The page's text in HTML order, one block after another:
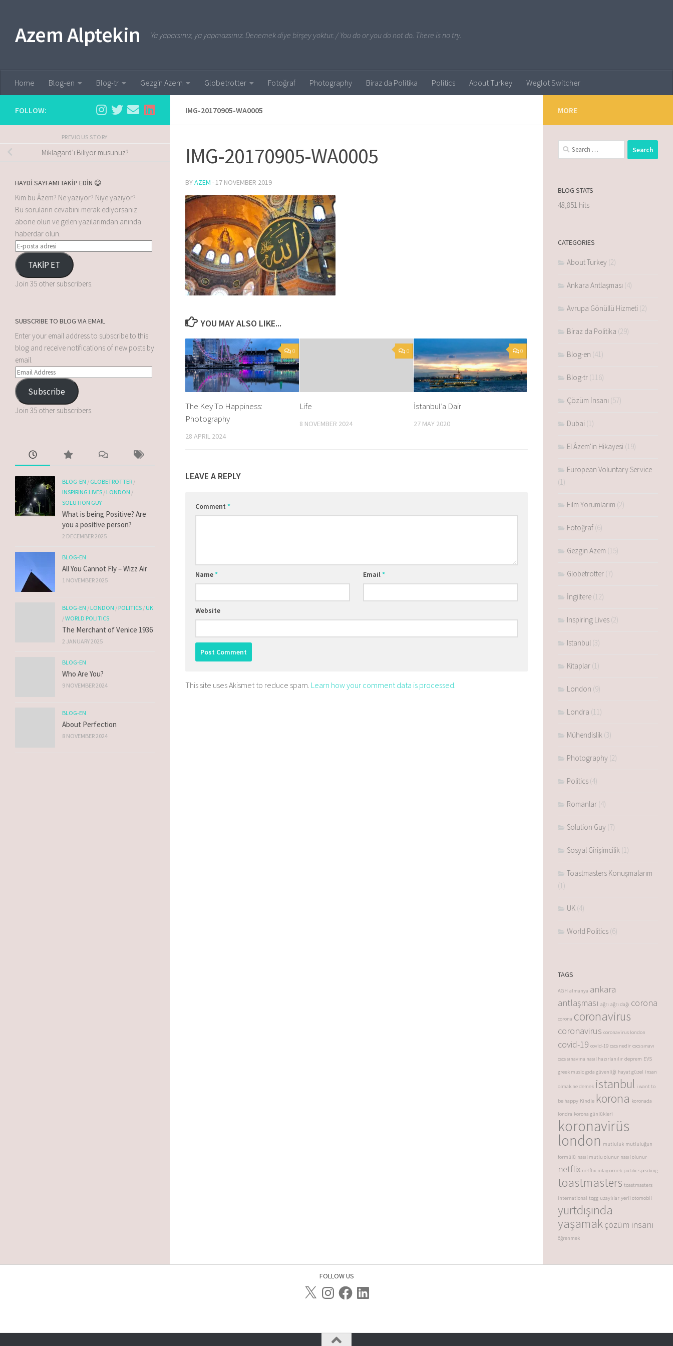
Azem Alptekin Ya yaparsınız, ya yapmazsınız. Denemek diye birşey yoktur. / You do or you do not do. There is no try.
Home Blog-en Blog-tr Gezgin Azem Globetrotter Fotoğraf Photography Biraz da Politika Politics About Turkey Weglot Switcher
IMG-20170905-WA0005
IMG-20170905-WA0005
BYAZEM · 17 NOVEMBER 2019
YOU MAY ALSO LIKE...
0
The Key To Happiness:
Photography
28 APRIL 2024
0
Life
8 NOVEMBER 2024
0
İstanbul’a Dair
27 MAY 2020
LEAVE A REPLY
Comment *
Name* Email*
Website
This site uses Akismet to reduce spam. Learn how your comment data is processed.
FOLLOW:
PREVIOUS STORY
Miklagard’ı Biliyor musunuz?
HAYDİ SAYFAMI TAKİP EDİN 😃
Kim bu Âzem? Ne yazıyor? Niye yazıyor?
Bu soruların cevabını merak ediyorsanız
abone olun ve gelen yazılarımdan anında
haberdar olun.
TAKİP ET
Join 35 other subscribers.
SUBSCRIBE TO BLOG VIA EMAIL
Enter your email address to subscribe to this
blog and receive notifications of new posts by
email.
Subscribe
Join 35 other subscribers.
BLOG-EN / GLOBETROTTER /
INSPIRING LIVES /LONDON /
SOLUTION GUY
What is being Positive? Are
you a positive person?
2 DECEMBER 2025
BLOG-EN
All You Cannot Fly – Wizz Air
1 NOVEMBER 2025
BLOG-EN /LONDON /POLITICS /UK
/WORLD POLITICS
The Merchant of Venice 1936
2 JANUARY 2025
BLOG-EN
Who Are You?
9 NOVEMBER 2024
BLOG-EN
About Perfection
8 NOVEMBER 2024
MORE
BLOG STATS
48,851 hits
CATEGORIES
About Turkey (2)
Ankara Antlaşması (4)
Avrupa Gönüllü Hizmeti (2)
Biraz da Politika (29)
Blog-en (41)
Blog-tr (116)
Çözüm İnsanı (57)
Dubai (1)
El Âzem'in Hikayesi (19)
European Voluntary Service
(1)
Film Yorumlarım (2)
Fotoğraf (6)
Gezgin Azem (15)
Globetrotter (7)
İngiltere (12)
Inspiring Lives (2)
Istanbul (3)
Kitaplar (1)
London (9)
Londra (11)
Mühendislik (3)
Photography (2)
Politics (4)
Romanlar (4)
Solution Guy (7)
Sosyal Girişimcilik (1)
Toastmasters Konuşmalarım
(1)
UK (4)
World Politics (6)
TAGS
AGH almanya ankara
antlaşması ağrı ağrı dağı corona
corona coronavirus
coronavirus coronavirus london
covid-19 covid-19 cscs nedir cscs sınavı
cscs sınavına nasıl hazırlanılır deprem EVS
greek music gıda güvenliği hayat güzel insan
olmak ne demek istanbul i want to
be happy Kindle korona koronada
londra korona günlükleri
koronavirüs
london mutluluk mutluluğun
formülü nasıl mutlu olunur nasıl olunur
netflix netflix nilay örnek public speaking
toastmasters toastmasters
international togg uzaylılar yerli otomobil
yurtdışında
yaşamakçözüm insanı
öğrenmek
FOLLOW US